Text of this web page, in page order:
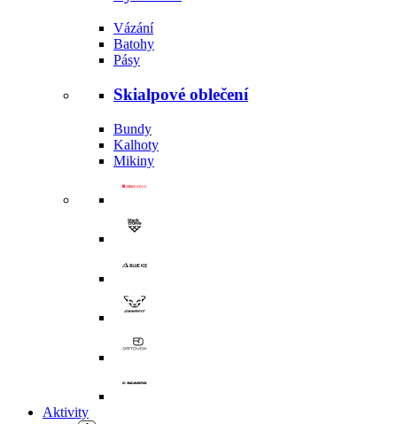
Vázání
Batohy
Pásy
Skialpové oblečení
Bundy
Kalhoty
Mikiny
Aktivity